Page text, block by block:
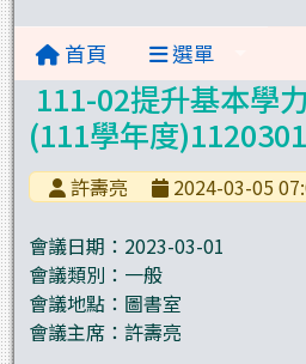
首頁 選單
111-02提升基本學
(111學年度)1120301
許壽亮 2024-03-05
會議日期： 2023-03-01
會議類別： 一般
會議地點： 圖書室
會議主席： 許壽亮